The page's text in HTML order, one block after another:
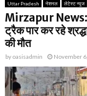
Uttar Pradesh नेशनल लेटेस्ट न्यूज
Mirzapur News:
ट्रैक पार कर रहे
की मौत
by oasisadmin November